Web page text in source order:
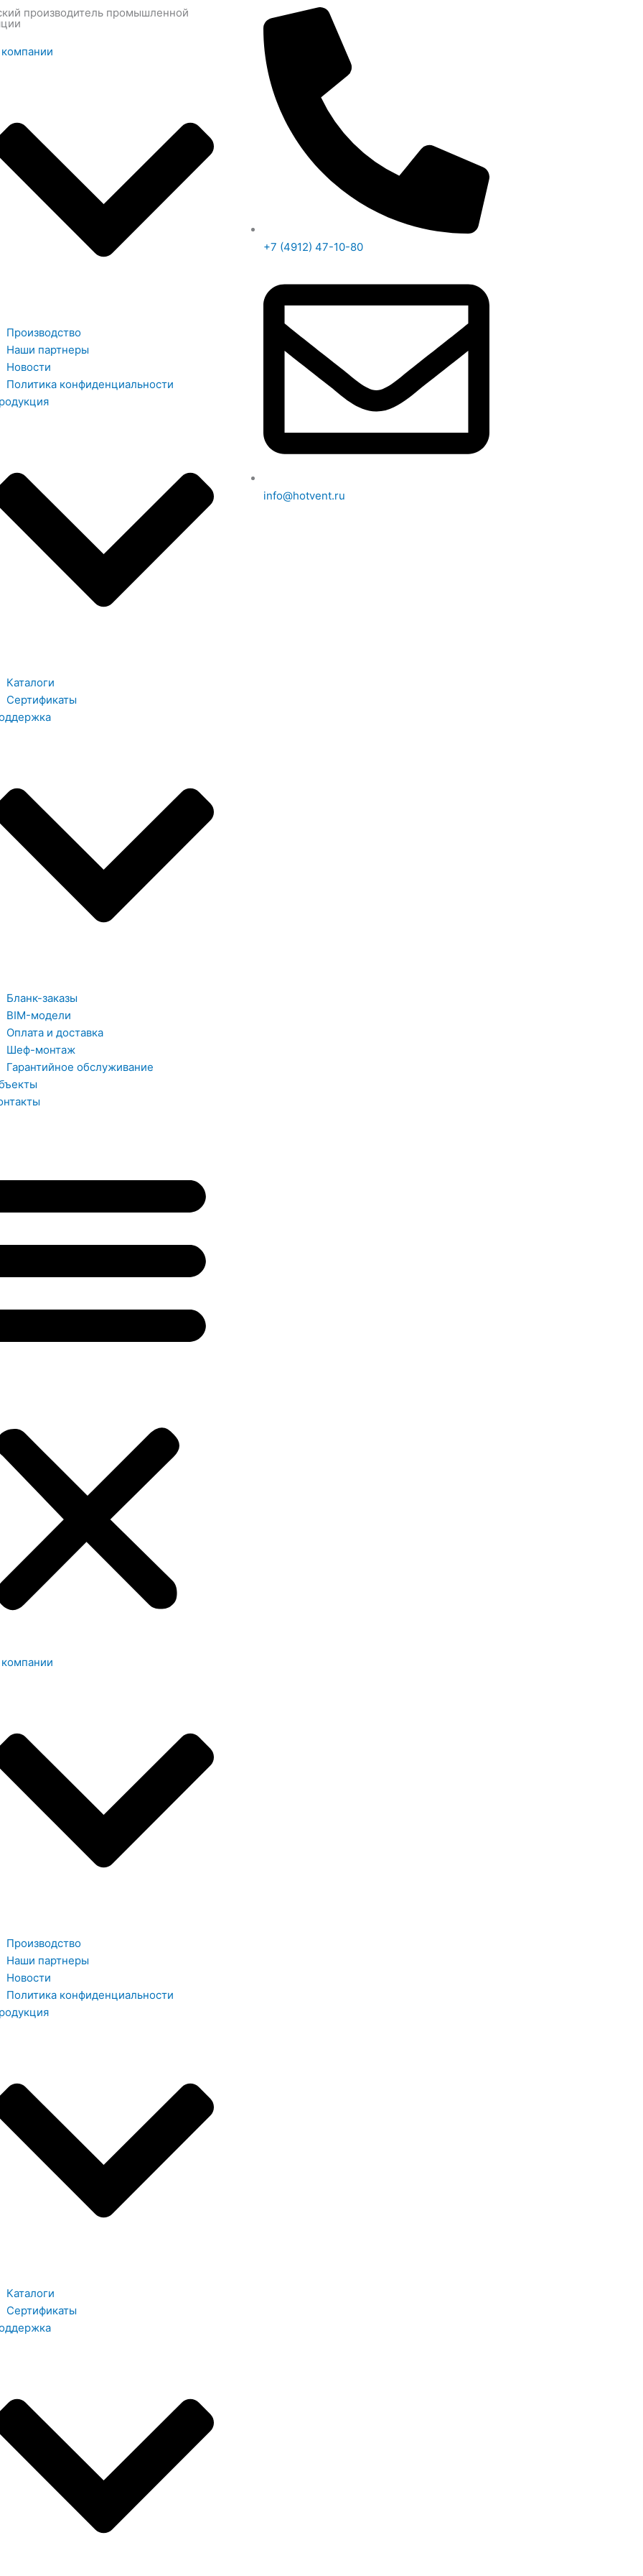
производитель промышленной
Производство
Наши партнеры
Новости
Политика конфиденциальности
Каталоги
Сертификаты
Бланк-заказы
BIM-модели
Оплата и доставка
Шеф-монтаж
Гарантийное обслуживание
Производство
Наши партнеры
Новости
Политика конфиденциальности
Каталоги
Сертификаты
+7 (4912) 47-10-80
info@hotvent.ru